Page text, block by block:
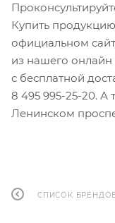
Купить
официальном
из нашего онлайн
с бесплатной
8 495 995-25-20. А
Ленинском
СПИСОК